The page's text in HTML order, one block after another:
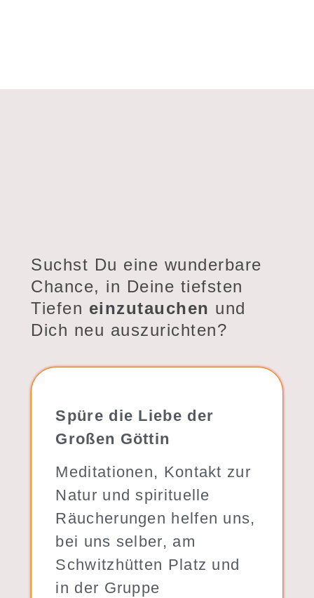
Suchst Du eine wunderbare
Chance, in Deine tiefsten
Tiefen einzutauchen und
Dich neu auszurichten?
Spüre die Liebe der
Großen Göttin
Meditationen, Kontakt zur
Natur und spirituelle
Räucherungen helfen uns,
bei uns selber, am
Schwitzhütten Platz und
in der Gruppe